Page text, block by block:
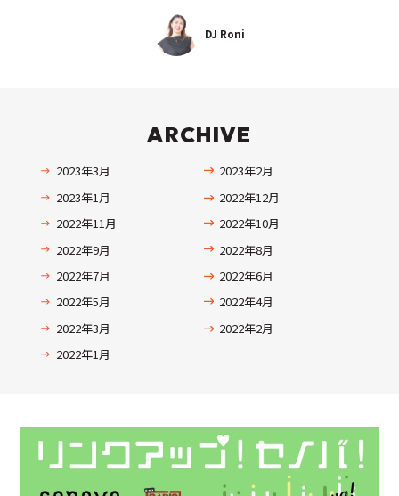
DJ Roni
ARCHIVE
2023年3月
2023年2月
2023年1月
2022年12月
2022年11月
2022年10月
2022年9月
2022年8月
2022年7月
2022年6月
2022年5月
2022年4月
2022年3月
2022年2月
2022年1月